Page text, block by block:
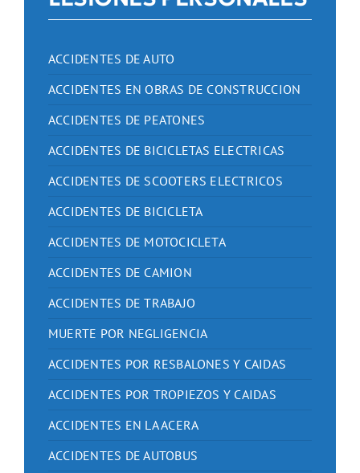
ACCIDENTES DE AUTO
ACCIDENTES EN OBRAS DE CONSTRUCCION
ACCIDENTES DE PEATONES
ACCIDENTES DE BICICLETAS ELECTRICAS
ACCIDENTES DE SCOOTERS ELECTRICOS
ACCIDENTES DE BICICLETA
ACCIDENTES DE MOTOCICLETA
ACCIDENTES DE CAMION
ACCIDENTES DE TRABAJO
MUERTE POR NEGLIGENCIA
ACCIDENTES POR RESBALONES Y CAIDAS
ACCIDENTES POR TROPIEZOS Y CAIDAS
ACCIDENTES EN LA ACERA
ACCIDENTES DE AUTOBUS